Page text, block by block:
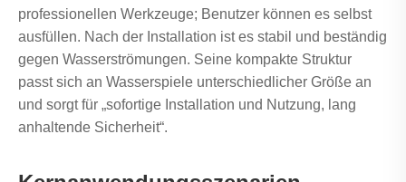
professionellen Werkzeuge; Benutzer können es selbst
ausfüllen. Nach der Installation ist es stabil und beständig
gegen Wasserströmungen. Seine kompakte Struktur
passt sich an Wasserspiele unterschiedlicher Größe an
und sorgt für „sofortige Installation und Nutzung, lang
anhaltende Sicherheit“.